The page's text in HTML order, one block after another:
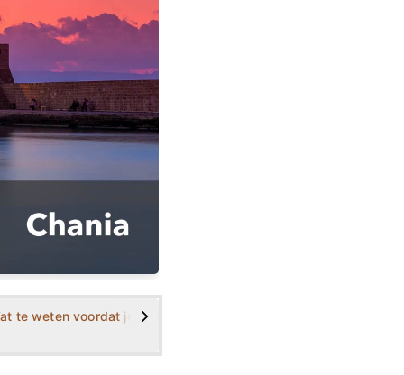
Kreta?
te weten voordat je naar Chania gaat?